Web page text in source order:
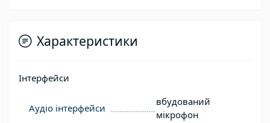
Характеристики
Інтерфейси
Аудіо інтерфейси
вбудований
мікрофон